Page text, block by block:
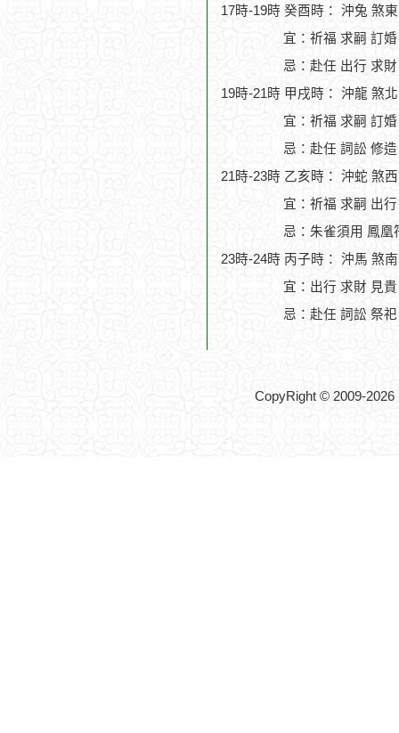
17時-19時 癸酉時： 沖兔 煞
宜：祈福 求嗣 訂
忌：赴任 出行 求財
19時-21時 甲戌時： 沖龍 煞
宜：祈福 求嗣 訂
忌：赴任 詞訟 修
21時-23時 乙亥時： 沖蛇 煞
宜：祈福 求嗣 出
忌：朱雀須用 鳳凰
23時-24時 丙子時： 沖馬 煞
宜：出行 求財 見
忌：赴任 詞訟 祭
CopyRight © 2009-2026